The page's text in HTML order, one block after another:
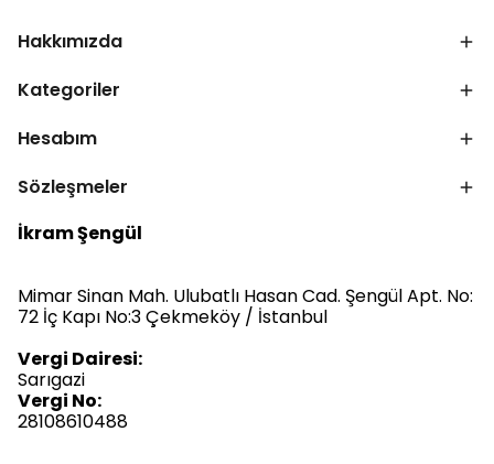
Hakkımızda
Kategoriler
Hesabım
Sözleşmeler
İkram Şengül
Mimar Sinan Mah. Ulubatlı Hasan Cad. Şengül Apt. No:
72 İç Kapı No:3 Çekmeköy / İstanbul
Vergi Dairesi:
Sarıgazi
Vergi No:
28108610488